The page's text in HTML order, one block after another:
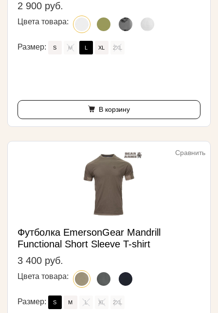
2 900 руб.
Цвета товара:
Размер: S M L XL 2XL
В корзину
Сравнить
Футболка EmersonGear Mandrill
Functional Short Sleeve T-shirt
3 400 руб.
Цвета товара:
Размер: S M L XL 2XL